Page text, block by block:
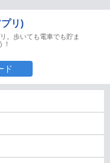
リ)
。歩いても電車でも貯ま
ド